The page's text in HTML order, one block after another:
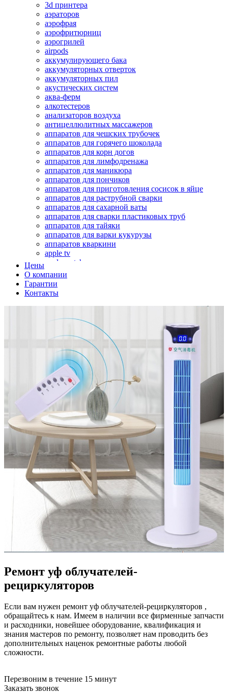
3d принтера
аэраторов
аэрофрая
аэрофритюрниц
аэрогрилей
airpods
аккумулирующего бака
аккумуляторных отверток
аккумуляторных пил
акустических систем
аква-ферм
алкотестеров
анализаторов воздуха
антицеллюлитных массажеров
аппаратов для чешских трубочек
аппаратов для горячего шоколада
аппаратов для корн догов
аппаратов для лимфодренажа
аппаратов для маникюра
аппаратов для пончиков
аппаратов для приготовления сосисок в яйце
аппаратов для раструбной сварки
аппаратов для сахарной ваты
аппаратов для сварки пластиковых труб
аппаратов для тайяки
аппаратов для варки кукурузы
аппаратов кваркини
apple tv
apple watch
аромадиффузоров
аромастанций
ароматизаторов воздуха
аудиоплееров
аудиопроцессоров
аудиосистем
аудиоусилителей
авто акустики, автомобильной акустики
авто мониторов
автохолодильников
автокондиционера
автоматики для генераторов
автоматики управления
автоматики вентустановок
автомобильных телевизоров
автомоек
автотрансформаторов
багги
бактерицидной лампы
беговых дорожек
бензобуров
бензогенераторов
бензоножниц
бензопил
бензорезов
бензорезов
беспроводных систем мониторинга
беспроводных систем презентаций
бетоноломов
бетономешалок
безменов
биноклей
блендеров
блинниц
блоков автоматики насосов
блоков диспетчеризации
блоков коммутации
блоков охлаждения
блоков подключения
блоков управления
бойлеров
брудеров
будильников
Цены
О компании
Гарантии
Контакты
Ремонт уф облучателей-
рециркуляторов
Если вам нужен ремонт уф облучателей-рециркуляторов ,
обращайтесь к нам. Имеем в наличии все фирменные запчасти
и расходники, новейшее оборудование, квалификация и
знания мастеров по ремонту, позволяет нам проводить без
дополнительных наценок ремонтные работы любой
сложности.
Перезвоним в течение 15 минут
Заказать звонок